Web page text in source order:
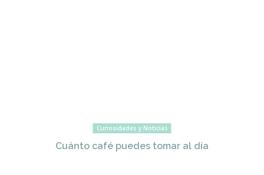
Curiosidades y Noticias
Cuánto café puedes tomar al día